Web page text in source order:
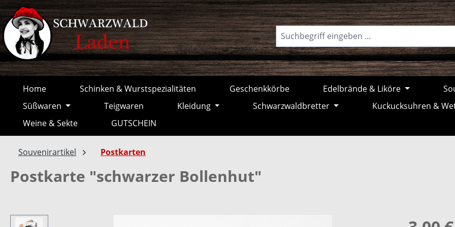
Zur Hauptnavigation springen
Home Schinken & Wurstspezialitäten Geschenkkörbe Edelbrände & Liköre
Süßwaren
Teigwaren Kleidung Schwarzwaldbretter
Kuckucksuhren &
Weine & Sekte
GUTSCHEIN
Souvenirartikel Postkarten
Postkarte "schwarzer Bollenhut"
Bildergalerie überspringen